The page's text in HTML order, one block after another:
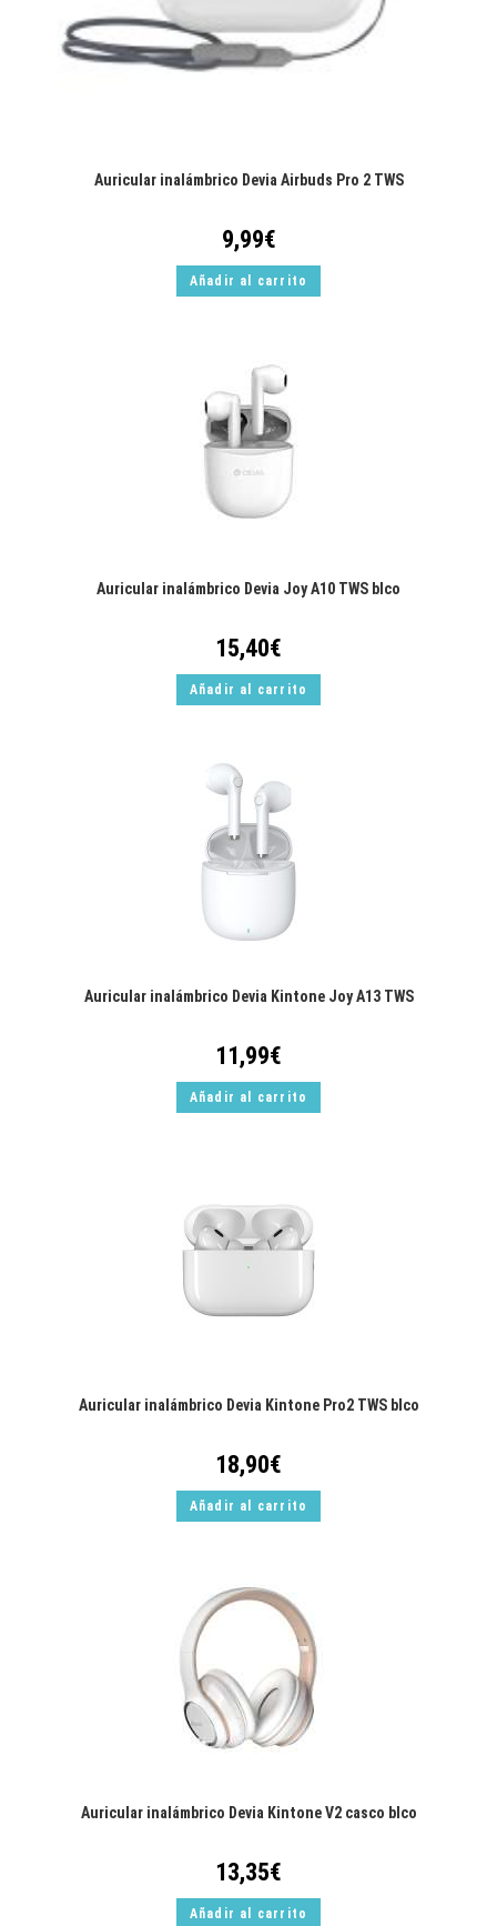
Auricular inalámbrico Devia Airbuds Pro 2 TWS
9,99€
Añadir al carrito
Auricular inalámbrico Devia Joy A10 TWS blco
15,40€
Añadir al carrito
Auricular inalámbrico Devia Kintone Joy A13 TWS
11,99€
Añadir al carrito
Auricular inalámbrico Devia Kintone Pro2 TWS blco
18,90€
Añadir al carrito
Auricular inalámbrico Devia Kintone V2 casco blco
13,35€
Añadir al carrito